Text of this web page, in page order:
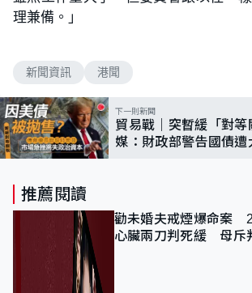
理兼備。」
新聞資訊 港聞
下一則新聞
貿易戰｜突暫緩「對
媒：財政部警告國債遭
推薦閱讀
勸未婚夫戒煙爆命案
心臟兩刀判死緩 母斥